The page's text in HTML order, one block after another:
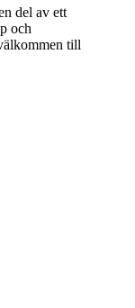
del av ett
och
till